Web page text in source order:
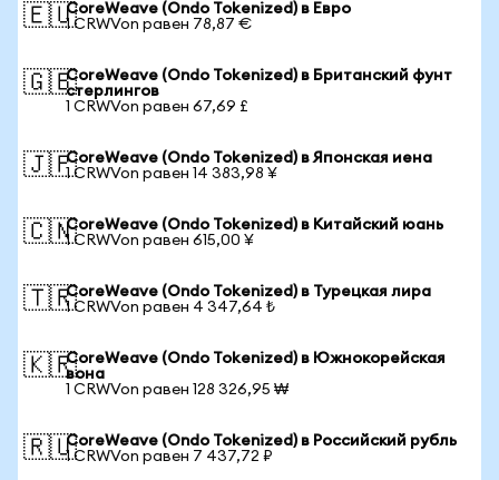
🇪🇺CoreWeave (Ondo Tokenized) в Евро
1 CRWVon равен 78,87 €
🇬🇧CoreWeave (Ondo Tokenized) в Британский фунт
стерлингов
1 CRWVon равен 67,69 £
🇯🇵CoreWeave (Ondo Tokenized) в Японская иена
1 CRWVon равен 14 383,98 ¥
🇨🇳CoreWeave (Ondo Tokenized) в Китайский юань
1 CRWVon равен 615,00 ¥
🇹🇷CoreWeave (Ondo Tokenized) в Турецкая лира
1 CRWVon равен 4 347,64 ₺
🇰🇷CoreWeave (Ondo Tokenized) в Южнокорейская
вона
1 CRWVon равен 128 326,95 ₩
🇷🇺CoreWeave (Ondo Tokenized) в Российский рубль
1 CRWVon равен 7 437,72 ₽